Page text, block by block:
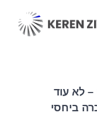
לא עוד
ביחסי